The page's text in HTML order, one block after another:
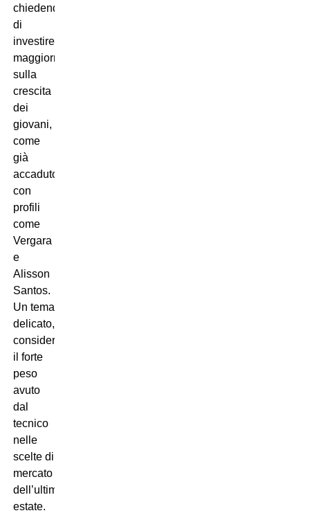
chiedendogli
di
investire
maggiormente
sulla
crescita
dei
giovani,
come
già
accaduto
con
profili
come
Vergara
e
Alisson
Santos.
Un tema
delicato,
considerando
il forte
peso
avuto
dal
tecnico
nelle
scelte di
mercato
dell’ultima
estate.